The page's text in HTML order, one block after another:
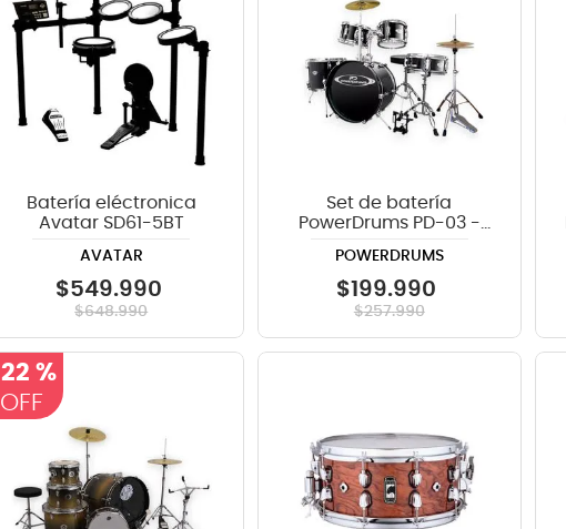
Batería eléctronica
Avatar SD61-5BT
AVATAR
$549.990
$648.990
Set de batería
PowerDrums PD-03 -
POWERDRUMS
$199.990
$257.990
22 %